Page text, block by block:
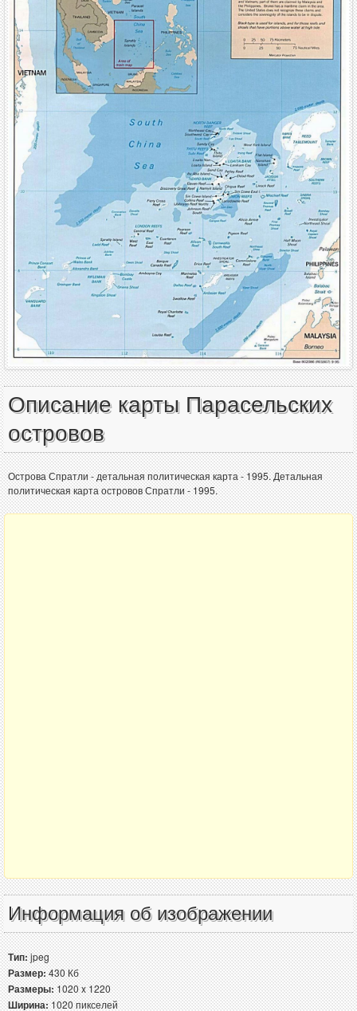
Описание карты Парасельских
островов
Острова Спратли - детальная политическая карта - 1995. Детальная
политическая карта островов Спратли - 1995.
Информация об изображении
Тип:jpeg
Размер:430 Кб
Размеры:1020 x 1220
Ширина:1020 пикселей